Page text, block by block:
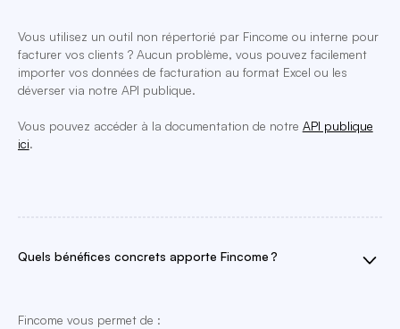
Vous utilisez un outil non répertorié par Fincome ou interne pour
facturer vos clients ? Aucun problème, vous pouvez facilement
importer vos données de facturation au format Excel ou les
déverser via notre API publique.
Vous pouvez accéder à la documentation de notre API publique
ici.
Quels bénéfices concrets apporte Fincome ?
Fincome vous permet de :